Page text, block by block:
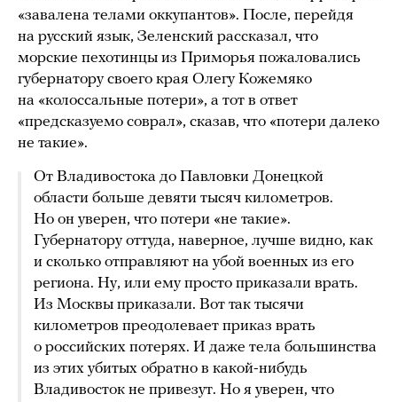
«завалена телами оккупантов». После, перейдя
на русский язык, Зеленский рассказал, что
морские пехотинцы из Приморья пожаловались
губернатору своего края Олегу Кожемяко
на «колоссальные потери», а тот в ответ
«предсказуемо соврал», сказав, что «потери далеко
не такие».
От Владивостока до Павловки Донецкой
области больше девяти тысяч километров.
Но он уверен, что потери «не такие».
Губернатору оттуда, наверное, лучше видно, как
и сколько отправляют на убой военных из его
региона. Ну, или ему просто приказали врать.
Из Москвы приказали. Вот так тысячи
километров преодолевает приказ врать
о российских потерях. И даже тела большинства
из этих убитых обратно в какой-нибудь
Владивосток не привезут. Но я уверен, что